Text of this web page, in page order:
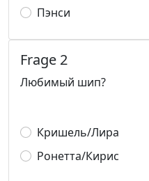
Пэнси
Frage 2
Любимый шип?
Кришель/Лира
Ронетта/Кирис